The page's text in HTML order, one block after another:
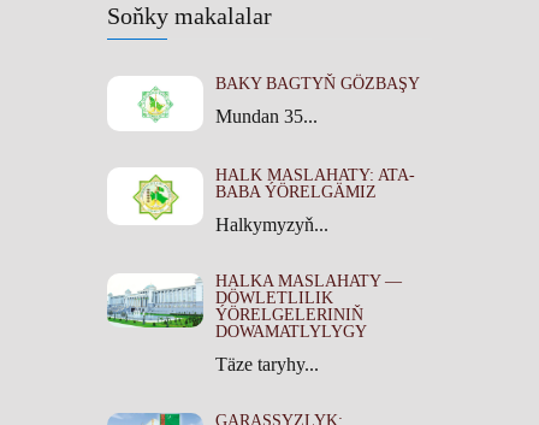
Soňky makalalar
BAKY BAGTYŇ GÖZBAŞY
Mundan 35...
HALK MASLAHATY: ATA-
BABA ÝÖRELGÄMIZ
Halkymyzyň...
HALKA MASLAHATY —
DÖWLETLILIK
ÝÖRELGELERINIŇ
DOWAMATLYLYGY
Täze taryhy...
GARAŞSYZLYK: